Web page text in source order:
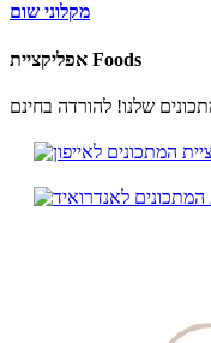
מקלוני שום
אפליקציית Foods